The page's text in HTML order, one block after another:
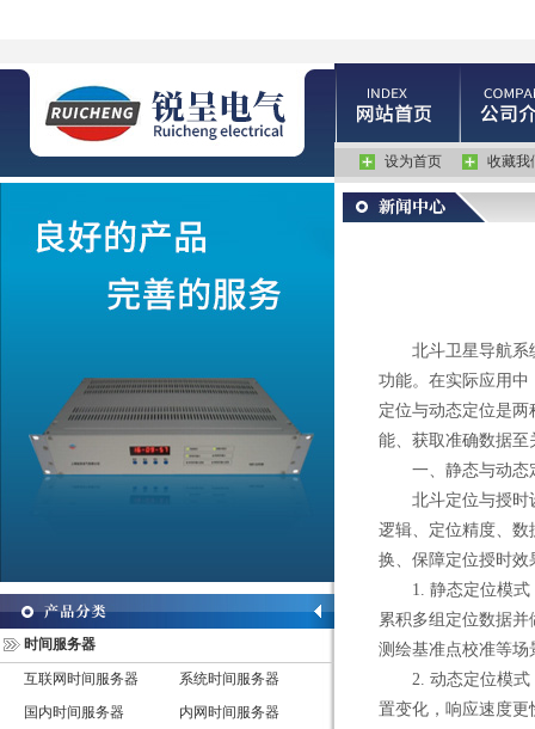
设为首页 收藏我
时间服务器
互联网时间服务器
系统时间服务器
国内时间服务器
内网时间服务器
北斗卫星导航系统
功能。在实际应用中
定位与动态定位是
能、获取准确数据至
一、静态与动态
北斗定位与授时设
逻辑、定位精度、
换、保障定位授时效
1. 静态定位模式：
累积多组定位数据
测绘基准点校准等场
2. 动态定位模式：
置变化，响应速度